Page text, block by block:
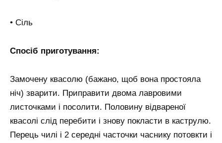
• Сіль
Спосіб приготування:
Замочену квасолю (бажано, щоб вона простояла
ніч) зварити. Приправити двома лавровими
листочками і посолити. Половину відвареної
квасолі слід перебити і знову покласти в каструлю.
Перець чилі і 2 середні часточки часнику потовкти і